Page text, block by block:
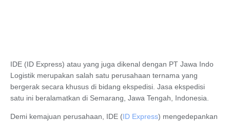
IDE (ID Express) atau yang juga dikenal dengan PT Jawa Indo
Logistik merupakan salah satu perusahaan ternama yang
bergerak secara khusus di bidang ekspedisi. Jasa ekspedisi
satu ini beralamatkan di Semarang, Jawa Tengah, Indonesia.
Demi kemajuan perusahaan, IDE (ID Express) mengedepankan